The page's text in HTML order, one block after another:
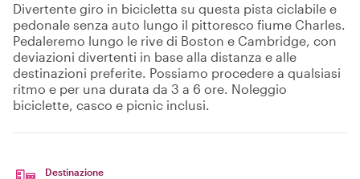
Divertente giro in bicicletta su questa pista ciclabile e
pedonale senza auto lungo il pittoresco fiume Charles.
Pedaleremo lungo le rive di Boston e Cambridge, con
deviazioni divertenti in base alla distanza e alle
destinazioni preferite. Possiamo procedere a qualsiasi
ritmo e per una durata da 3 a 6 ore. Noleggio
biciclette, casco e picnic inclusi.
Destinazione